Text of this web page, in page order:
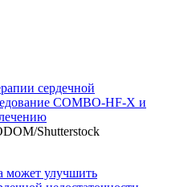
Shutterstoсk
может улучшить